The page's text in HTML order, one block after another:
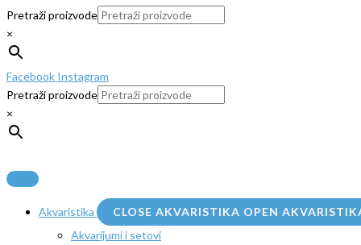
Pretraži proizvode
×
Facebook Instagram
Pretraži proizvode
×
Akvaristika CLOSE AKVARISTIKA OPEN
Akvarijumi i setovi